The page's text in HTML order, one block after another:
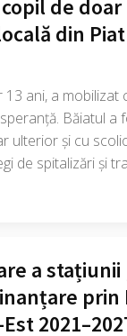
de
din
ani, a
Băiatul
ulterior și cu
de spitalizări și
a stațiunii
prin